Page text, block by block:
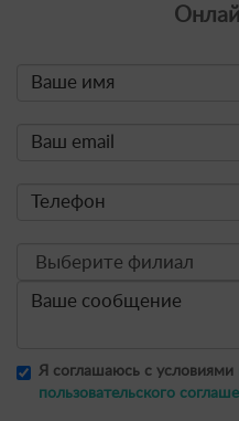
Я соглашаюсь с условиями
пользовательского